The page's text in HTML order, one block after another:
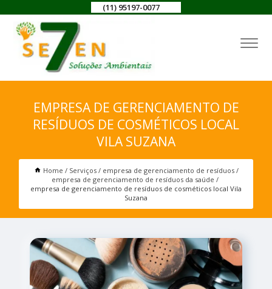
(11) 95197-0077
EMPRESA DE GERENCIAMENTO DE
RESÍDUOS DE COSMÉTICOS LOCAL
VILA SUZANA
Home Serviços
empresa de gerenciamento de resíduos
empresa de gerenciamento de resíduos da saúde
empresa de gerenciamento de resíduos de cosméticos local Vila
Suzana